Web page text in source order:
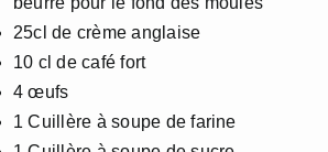
25cl de crème anglaise
10 cl de café fort
4 œufs
1 Cuillère à soupe de farine